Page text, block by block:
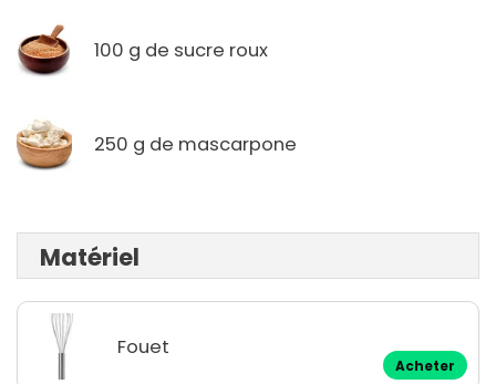
100 g de sucre roux
250 g de mascarpone
Matériel
Fouet
Acheter